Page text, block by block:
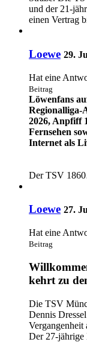
und der 21-
einen Vertrag
Loewe 29.
Hat eine
Beitrag
Löwenfans
Regionalliga-
2026, Anpfiff
Fernsehen
Internet als
Der TSV
Loewe 27.
Hat eine
Beitrag
kehrt zu
Die TSV
Dennis
Vergangenheit
Der 27-